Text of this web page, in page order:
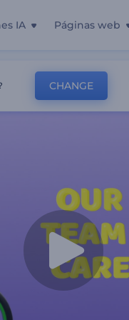
IA Páginas web
Gratuita
CHANGE